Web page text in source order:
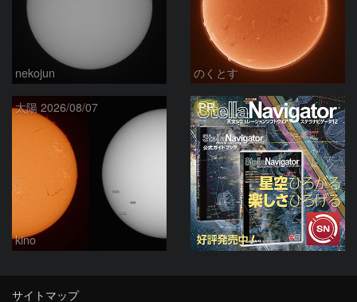
nekojun のくとす
太陽 2026/08/07
kino
PR
サイトマップ